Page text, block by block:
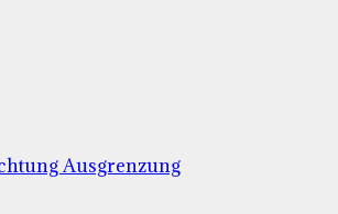
Ausgrenzung